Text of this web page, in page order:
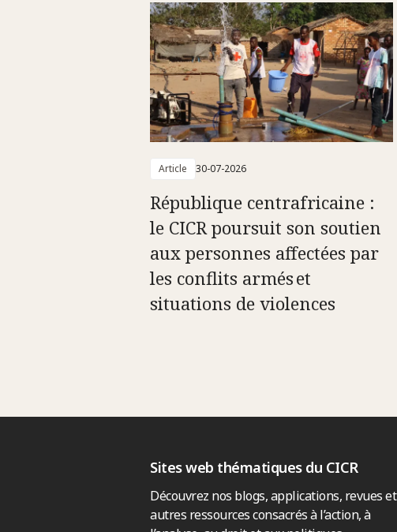
Article 30-07-2026
République centrafricaine :
le CICR poursuit son soutien
aux personnes affectées par
les conflits armés et
situations de violences
Sites web thématiques du CICR
Découvrez nos blogs, applications, revues et
autres ressources consacrés à l’action, à